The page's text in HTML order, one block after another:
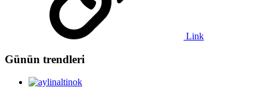
Link
Günün trendleri